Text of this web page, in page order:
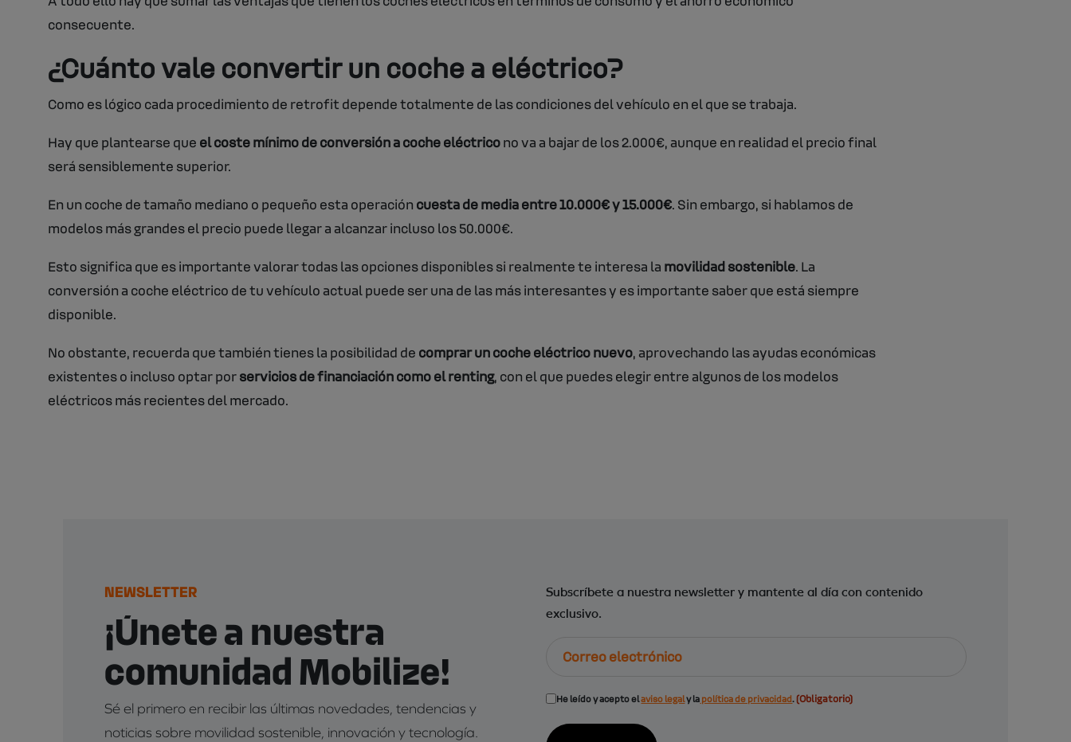
consecuente.
¿Cuánto vale convertir un coche a eléctrico?
Como es lógico cada procedimiento de retrofit depende totalmente de las condiciones del vehículo en el que se trabaja.
Hay que plantearse que el coste mínimo de conversión a coche eléctricono va a bajar de los 2.000€, aunque en realidad el precio final
será sensiblemente superior.
En un coche de tamaño mediano o pequeño esta operación cuesta de media entre 10.000€ y 15.000€. Sin embargo, si hablamos de
modelos más grandes el precio puede llegar a alcanzar incluso los 50.000€.
Esto significa que es importante valorar todas las opciones disponibles si realmente te interesa la movilidad sostenible. La
conversión a coche eléctrico de tu vehículo actual puede ser una de las más interesantes y es importante saber que está siempre
disponible.
No obstante, recuerda que también tienes la posibilidad de comprar un coche eléctrico nuevo, aprovechando las ayudas económicas
existentes o incluso optar porservicios de financiación como el renting, con el que puedes elegir entre algunos de los modelos
eléctricos más recientes del mercado.
NEWSLETTER
¡Únete a nuestra
comunidad Mobilize!
Sé el primero en recibir las últimas novedades, tendencias y
noticias sobre movilidad sostenible, innovación y tecnología.
Subscríbete a nuestra newsletter y mantente al día con contenido
exclusivo.
Consentimiento
(Obligatorio)
He leído y acepto elaviso legaly la política de privacidad.(Obligatorio)